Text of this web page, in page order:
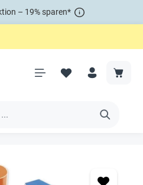
– 19% sparen*